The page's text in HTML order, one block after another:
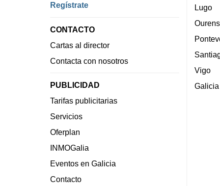
Regístrate
CONTACTO
Cartas al director
Contacta con nosotros
PUBLICIDAD
Tarifas publicitarias
Servicios
Oferplan
INMOGalia
Eventos en Galicia
Contacto
Lugo
Vigo